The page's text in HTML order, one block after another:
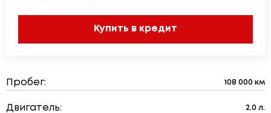
Купить в кредит
Пробег: 108 000 км
Двигатель: 2.0 л.